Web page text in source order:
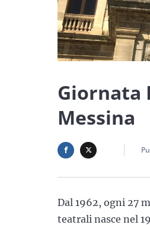
Giornata
Messina
Dal 1962, ogni 27
teatrali nasce nel